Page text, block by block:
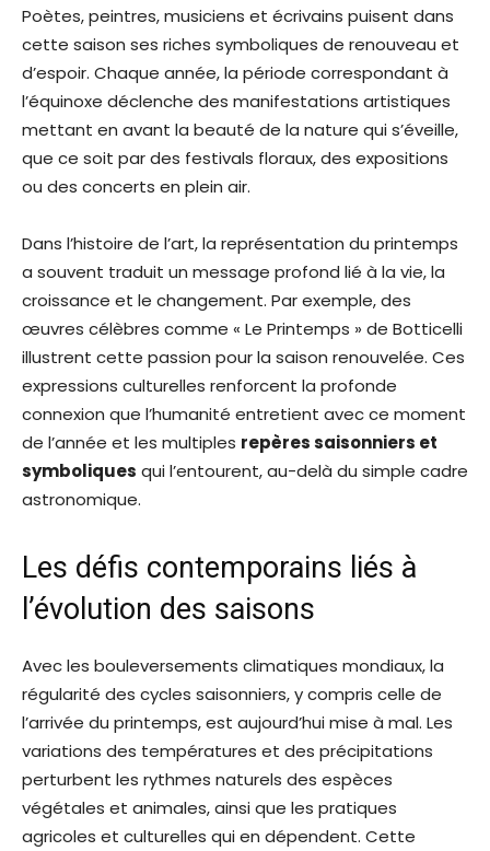
Poètes, peintres, musiciens et écrivains puisent dans
cette saison ses riches symboliques de renouveau et
d’espoir. Chaque année, la période correspondant à
l’équinoxe déclenche des manifestations artistiques
mettant en avant la beauté de la nature qui s’éveille,
que ce soit par des festivals floraux, des expositions
ou des concerts en plein air.
Dans l’histoire de l’art, la représentation du printemps
a souvent traduit un message profond lié à la vie, la
croissance et le changement. Par exemple, des
œuvres célèbres comme « Le Printemps » de Botticelli
illustrent cette passion pour la saison renouvelée. Ces
expressions culturelles renforcent la profonde
connexion que l’humanité entretient avec ce moment
de l’année et les multiples repères saisonniers et
symboliques qui l’entourent, au-delà du simple cadre
astronomique.
Les défis contemporains liés à
l’évolution des saisons
Avec les bouleversements climatiques mondiaux, la
régularité des cycles saisonniers, y compris celle de
l’arrivée du printemps, est aujourd’hui mise à mal. Les
variations des températures et des précipitations
perturbent les rythmes naturels des espèces
végétales et animales, ainsi que les pratiques
agricoles et culturelles qui en dépendent. Cette